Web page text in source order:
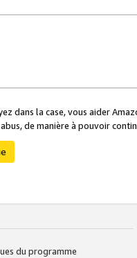
dans la case, vous aider
de manière à pouvoir
du programme